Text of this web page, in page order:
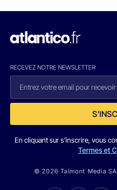
RECEVEZ NOTRE NEWSLETTER
En cliquant sur s'inscrire, vous
Termes et
© 2026 Talmont Media